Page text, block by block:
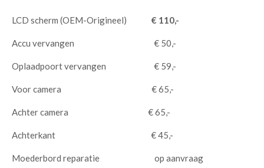
LCD scherm (OEM-Origineel) € 110,-
Accu vervangen € 50,-
Oplaadpoort vervangen € 59,-
Voor camera € 65,-
Achter camera € 65,-
Achterkant € 45,-
Moederbord reparatie op aanvraag